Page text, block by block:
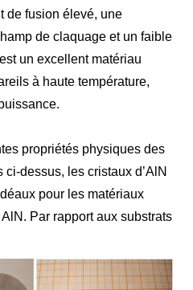
de fusion élevé, une
de claquage et un faible
un excellent matériau
à haute température,
propriétés physiques des
dessus, les cristaux d’AlN
pour les matériaux
Par rapport aux substrats